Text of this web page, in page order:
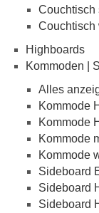
Couchtisch
Couchtisch
Highboards
Kommoden |
Alles
Kommode
Kommode
Kommode
Kommode
Sideboard
Sideboard
Sideboard